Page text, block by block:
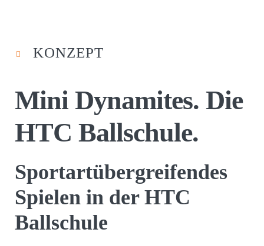
KONZEPT
Mini Dynamites. Die
HTC Ballschule.
Sportartübergreifendes
Spielen in der HTC
Ballschule